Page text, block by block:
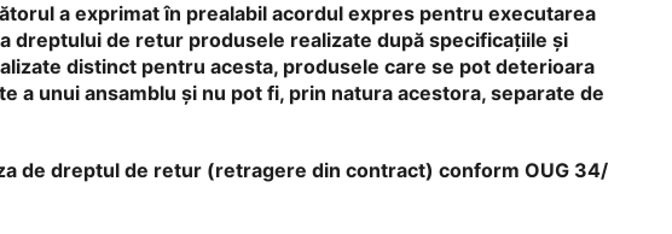
a exprimat în prealabil acordul expres pentru executarea
dreptului de retur produsele realizate după specificațiile și
distinct pentru acesta, produsele care se pot deterioara
a unui ansamblu și nu pot fi, prin natura acestora, separate de
de dreptul de retur (retragere din contract) conform OUG 34/